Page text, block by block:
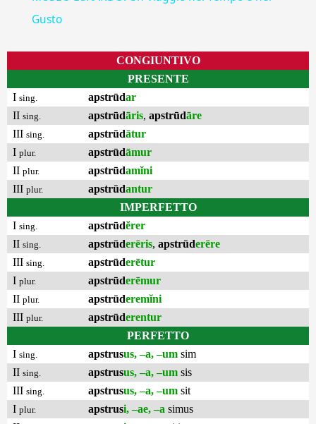
Gusto
CONGIUNTIVO
PRESENTE
I sing. apstrūdar
II sing. apstrūdāris, apstrūdāre
III sing. apstrūdātur
I plur. apstrūdāmur
II plur. apstrūdamĭni
III plur. apstrūdantur
IMPERFETTO
I sing. apstrūdĕrer
II sing. apstrūderēris, apstrūderēre
III sing. apstrūderētur
I plur. apstrūderēmur
II plur. apstrūderemĭni
III plur. apstrūderentur
PERFETTO
I sing. apstrusus, –a, –um sim
II sing. apstrusus, –a, –um sis
III sing. apstrusus, –a, –um sit
I plur. apstrusi, –ae, –a simus